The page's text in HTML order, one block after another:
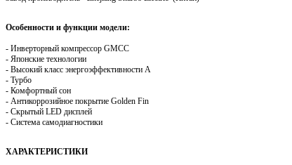
Особенности и функции модели:
- Инверторный компрессор GMCC
- Японские технологии
- Высокий класc энергоэффективности A
- Турбо
- Комфортный сон
- Антикоррозийное покрытие Golden Fin
- Скрытый LED дисплей
- Система самодиагностики
ХАРАКТЕРИСТИКИ